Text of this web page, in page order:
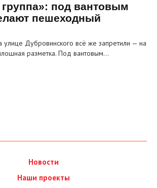
под вантовым
пешеходный
Дубровинского всё же запретили — на
разметка. Под вантовым…
Новости
Наши проекты